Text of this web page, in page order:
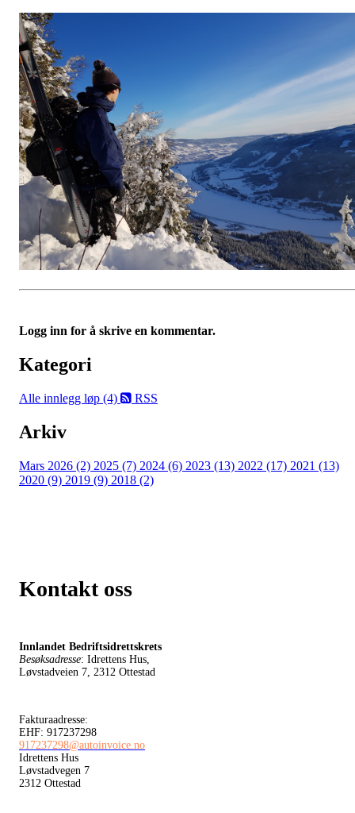
Logg inn for å skrive en kommentar.
Kategori
Alle innlegg løp (4) RSS
Arkiv
Mars 2026 (2) 2025 (7) 2024 (6) 2023 (13) 2022 (17) 2021 (13)
2020 (9) 2019 (9) 2018 (2)
Kontakt oss
Innlandet Bedriftsidrettskrets
Besøksadresse: Idrettens Hus,
Løvstadveien 7, 2312 Ottestad
Fakturaadresse:
EHF: 917237298
917237298@autoinvoice.no
Idrettens Hus
Løvstadvegen 7
2312 Ottestad